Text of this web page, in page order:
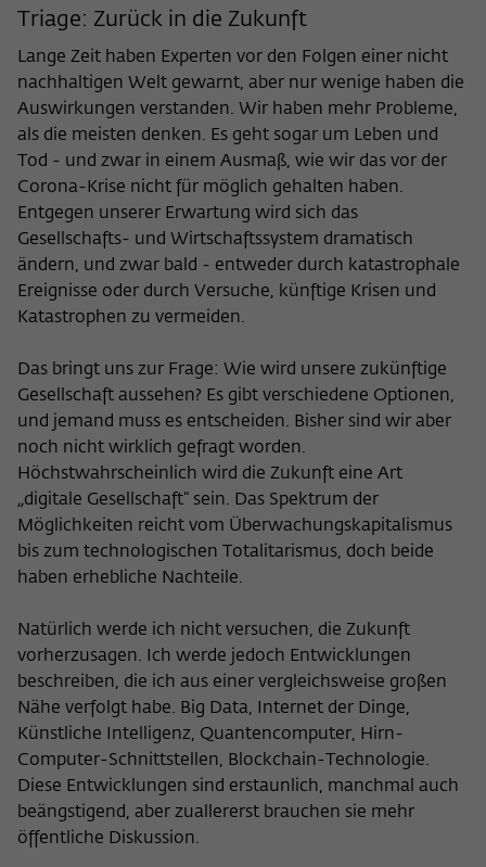
Triage: Zurück in die Zukunft
Lange Zeit haben Experten vor den Folgen einer nicht
nachhaltigen Welt gewarnt, aber nur wenige haben die
Auswirkungen verstanden. Wir haben mehr Probleme,
als die meisten denken. Es geht sogar um Leben und
Tod - und zwar in einem Ausmaß, wie wir das vor der
Corona-Krise nicht für möglich gehalten haben.
Entgegen unserer Erwartung wird sich das
Gesellschafts- und Wirtschaftssystem dramatisch
ändern, und zwar bald - entweder durch katastrophale
Ereignisse oder durch Versuche, künftige Krisen und
Katastrophen zu vermeiden.
Das bringt uns zur Frage: Wie wird unsere zukünftige
Gesellschaft aussehen? Es gibt verschiedene Optionen,
und jemand muss es entscheiden. Bisher sind wir aber
noch nicht wirklich gefragt worden.
Höchstwahrscheinlich wird die Zukunft eine Art
„digitale Gesellschaft“ sein. Das Spektrum der
Möglichkeiten reicht vom Überwachungskapitalismus
bis zum technologischen Totalitarismus, doch beide
haben erhebliche Nachteile.
Natürlich werde ich nicht versuchen, die Zukunft
vorherzusagen. Ich werde jedoch Entwicklungen
beschreiben, die ich aus einer vergleichsweise großen
Nähe verfolgt habe. Big Data, Internet der Dinge,
Künstliche Intelligenz, Quantencomputer, Hirn-
Computer-Schnittstellen, Blockchain-Technologie.
Diese Entwicklungen sind erstaunlich, manchmal auch
beängstigend, aber zuallererst brauchen sie mehr
öffentliche Diskussion.